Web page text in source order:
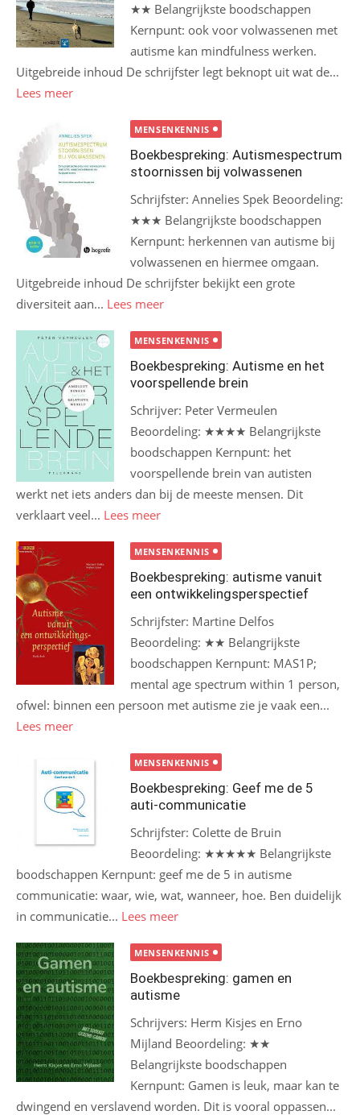
★★ Belangrijkste boodschappen
Kernpunt: ook voor volwassenen met
autisme kan mindfulness werken.
Uitgebreide inhoud De schrijfster legt beknopt uit wat de...
Lees meer
MENSENKENNIS
Boekbespreking: Autismespectrum
stoornissen bij volwassenen
Schrijfster: Annelies Spek Beoordeling:
★★★ Belangrijkste boodschappen
Kernpunt: herkennen van autisme bij
volwassenen en hiermee omgaan.
Uitgebreide inhoud De schrijfster bekijkt een grote
diversiteit aan... Lees meer
MENSENKENNIS
Boekbespreking: Autisme en het
voorspellende brein
Schrijver: Peter Vermeulen
Beoordeling: ★★★★ Belangrijkste
boodschappen Kernpunt: het
voorspellende brein van autisten
werkt net iets anders dan bij de meeste mensen. Dit
verklaart veel... Lees meer
MENSENKENNIS
Boekbespreking: autisme vanuit
een ontwikkelingsperspectief
Schrijfster: Martine Delfos
Beoordeling: ★★ Belangrijkste
boodschappen Kernpunt: MAS1P;
mental age spectrum within 1 person,
ofwel: binnen een persoon met autisme zie je vaak een...
Lees meer
MENSENKENNIS
Boekbespreking: Geef me de 5
auti-communicatie
Schrijfster: Colette de Bruin
Beoordeling: ★★★★★ Belangrijkste
boodschappen Kernpunt: geef me de 5 in autisme
communicatie: waar, wie, wat, wanneer, hoe. Ben duidelijk
in communicatie... Lees meer
MENSENKENNIS
Boekbespreking: gamen en
autisme
Schrijvers: Herm Kisjes en Erno
Mijland Beoordeling: ★★
Belangrijkste boodschappen
Kernpunt: Gamen is leuk, maar kan te
dwingend en verslavend worden. Dit is vooral oppassen...